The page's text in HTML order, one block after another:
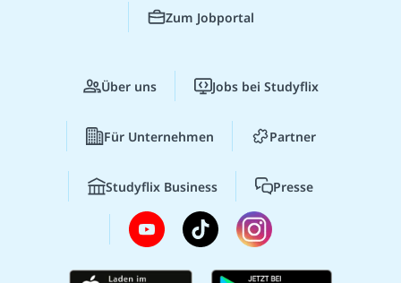
Zum Jobportal
Über uns Jobs bei Studyflix
Für Unternehmen Partner
Studyflix Business Presse